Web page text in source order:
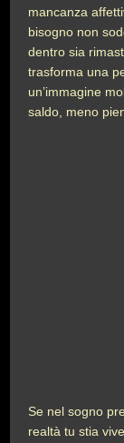
mancanza
bisogno non
dentro sia
trasforma una
un’immagine
saldo, meno
Se nel sogno
realtà tu stia